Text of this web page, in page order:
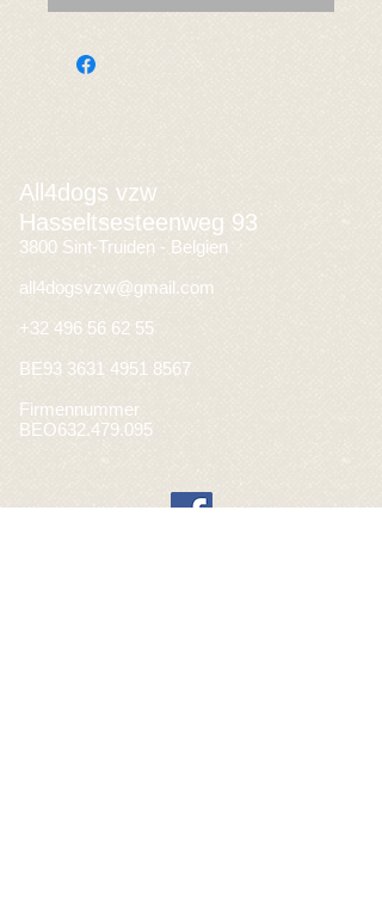
All4dogs vzw
Hasseltsesteenweg 93
3800 Sint-Truiden - Belgien
all4dogsvzw@gmail.com
+32 496 56 62 55
BE93 3631 4951 8567
Firmennummer
BEO632.479.095